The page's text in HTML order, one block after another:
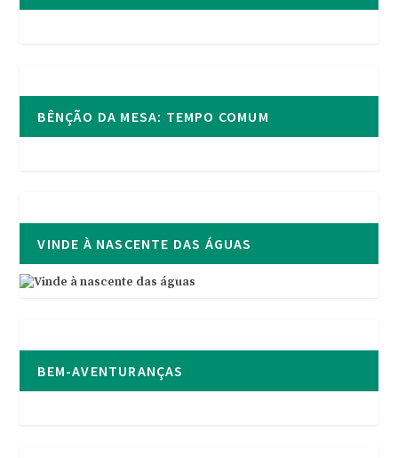
BÊNÇÃO DA MESA: TEMPO COMUM
VINDE À NASCENTE DAS ÁGUAS
BEM-AVENTURANÇAS